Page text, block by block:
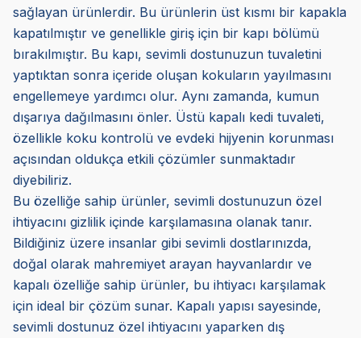
sağlayan ürünlerdir. Bu ürünlerin üst kısmı bir kapakla
kapatılmıştır ve genellikle giriş için bir kapı bölümü
bırakılmıştır. Bu kapı, sevimli dostunuzun tuvaletini
yaptıktan sonra içeride oluşan kokuların yayılmasını
engellemeye yardımcı olur. Aynı zamanda, kumun
dışarıya dağılmasını önler. Üstü kapalı kedi tuvaleti,
özellikle koku kontrolü ve evdeki hijyenin korunması
açısından oldukça etkili çözümler sunmaktadır
diyebiliriz.
Bu özelliğe sahip ürünler, sevimli dostunuzun özel
ihtiyacını gizlilik içinde karşılamasına olanak tanır.
Bildiğiniz üzere insanlar gibi sevimli dostlarınızda,
doğal olarak mahremiyet arayan hayvanlardır ve
kapalı özelliğe sahip ürünler, bu ihtiyacı karşılamak
için ideal bir çözüm sunar. Kapalı yapısı sayesinde,
sevimli dostunuz özel ihtiyacını yaparken dış